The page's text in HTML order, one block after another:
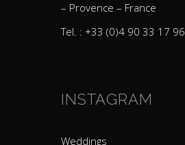
– Provence – France
Tel. : +33 (0)4 90 33 17 96
INSTAGRAM
Weddings